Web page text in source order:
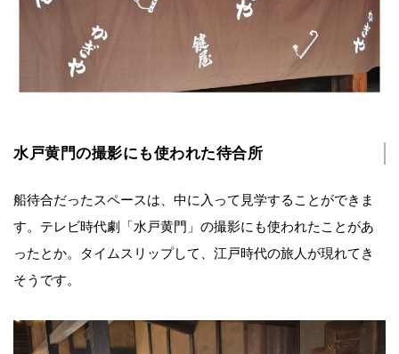
水戸黄門の撮影にも使われた待合所
船待合だったスペースは、中に入って見学することができま
す。テレビ時代劇「水戸黄門」の撮影にも使われたことがあ
ったとか。タイムスリップして、江戸時代の旅人が現れてき
そうです。